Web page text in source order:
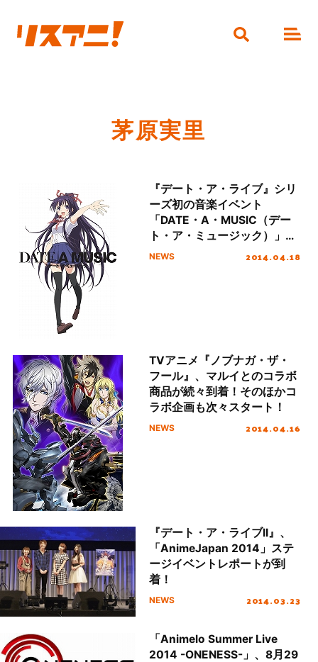
茅原実里
『デート・ア・ライブ』シリ
ーズ初の音楽イベント
「DATE・A・MUSIC（デー
ト・ア・ミュージック）」、
まもなくチケット2次先行販
NEWS 2014.04.18
TVアニメ『ノブナガ・ザ・
フール』、マルイとのコラボ
商品が続々到着！そのほかコ
ラボ企画も次々スタート！
NEWS 2014.04.16
『デート・ア・ライブII』、
「AnimeJapan 2014」ステ
ージイベントレポートが到
着！
NEWS 2014.03.23
「Animelo Summer Live
2014 -ONENESS-」、8月29